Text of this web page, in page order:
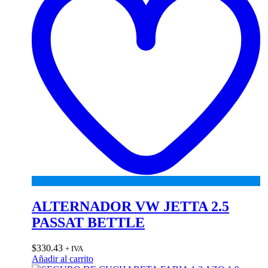
ALTERNADOR VW JETTA 2.5
PASSAT BETTLE
$330.43 + IVA
Añadir al carrito